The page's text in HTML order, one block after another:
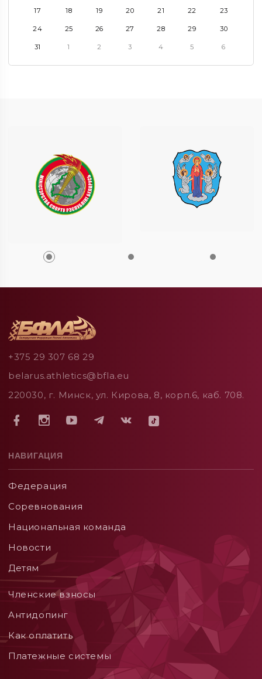
17 18 19 20 21 22 23
24 25 26 27 28 29 30
31 1 2 3 4 5 6
+375 29 307 68 29
belarus.athletics@bfla.eu
220030, г. Минск, ул. Кирова, 8, корп.6, каб. 708.
НАВИГАЦИЯ
Федерация
Соревнования
Национальная команда
Новости
Детям
Членские взносы
Aнтидопинг
Как оплатить
Платежные системы